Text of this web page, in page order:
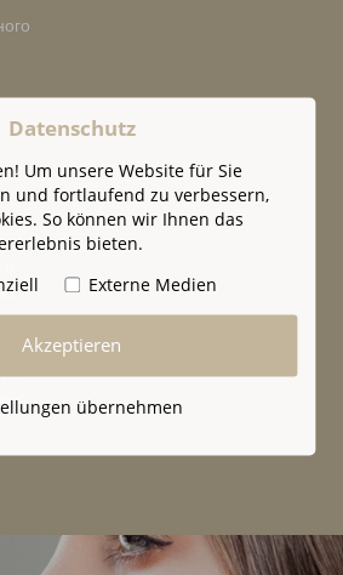
Datenschutz
Um unsere Website für Sie
und fortlaufend zu verbessern,
So können wir Ihnen das
bieten.
Externe Medien
Akzeptieren
übernehmen